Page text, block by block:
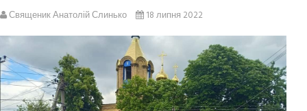
Священик Анатолій Слинько 18 липня 2022